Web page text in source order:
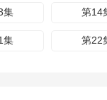
集 第14
集 第22